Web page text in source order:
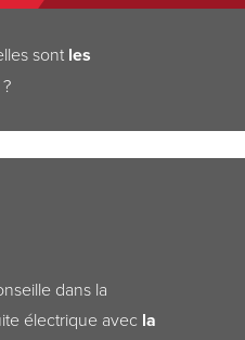
sont les
dans la
électrique avec la